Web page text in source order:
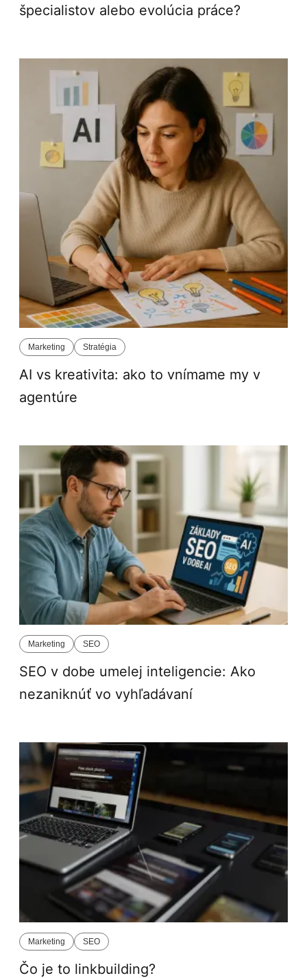
špecialistov alebo evolúcia práce?
Marketing Stratégia
AI vs kreativita: ako to vnímame my v
agentúre
Marketing SEO
SEO v dobe umelej inteligencie: Ako
nezaniknúť vo vyhľadávaní
Marketing SEO
Čo je to linkbuilding?